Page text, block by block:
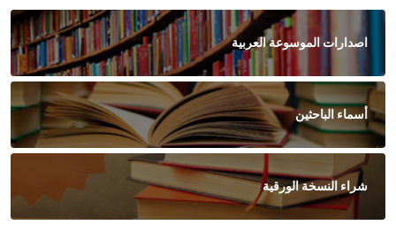
اصدارات الموسوعة العربية
أسماء الباحثين
شراء النسخة الورقية